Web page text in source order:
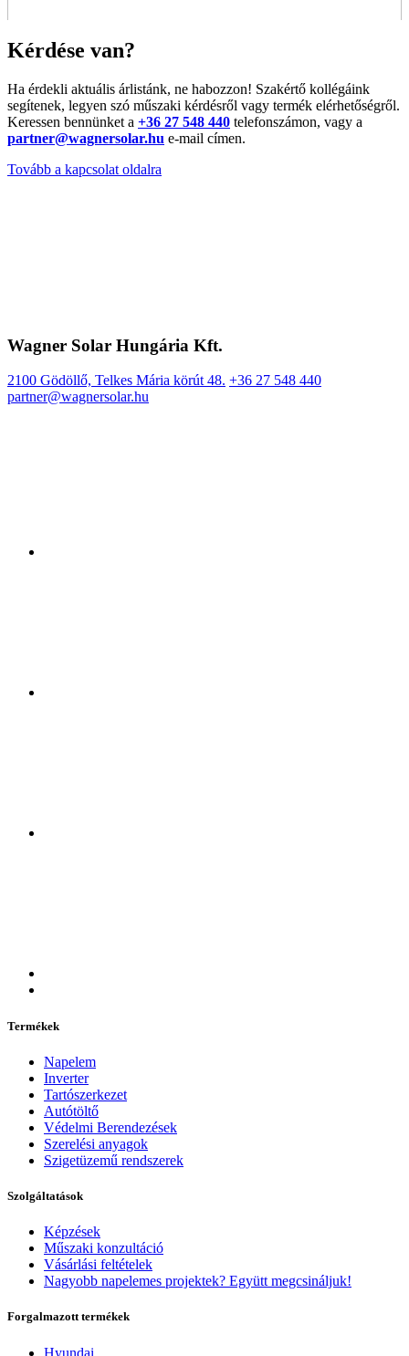
Kérdése van?
Ha érdekli aktuális árlistánk, ne habozzon! Szakértő kollégáink
segítenek, legyen szó műszaki kérdésről vagy termék elérhetőségről.
Keressen bennünket a +36 27 548 440 telefonszámon, vagy a
partner@wagnersolar.hu e-mail címen.
Tovább a kapcsolat oldalra
Wagner Solar Hungária Kft.
2100 Gödöllő, Telkes Mária körút 48. +36 27 548 440
partner@wagnersolar.hu
Termékek
Napelem
Inverter
Tartószerkezet
Autótöltő
Védelmi Berendezések
Szerelési anyagok
Szigetüzemű rendszerek
Szolgáltatások
Képzések
Műszaki konzultáció
Vásárlási feltételek
Nagyobb napelemes projektek? Együtt megcsináljuk!
Forgalmazott termékek
Hyundai